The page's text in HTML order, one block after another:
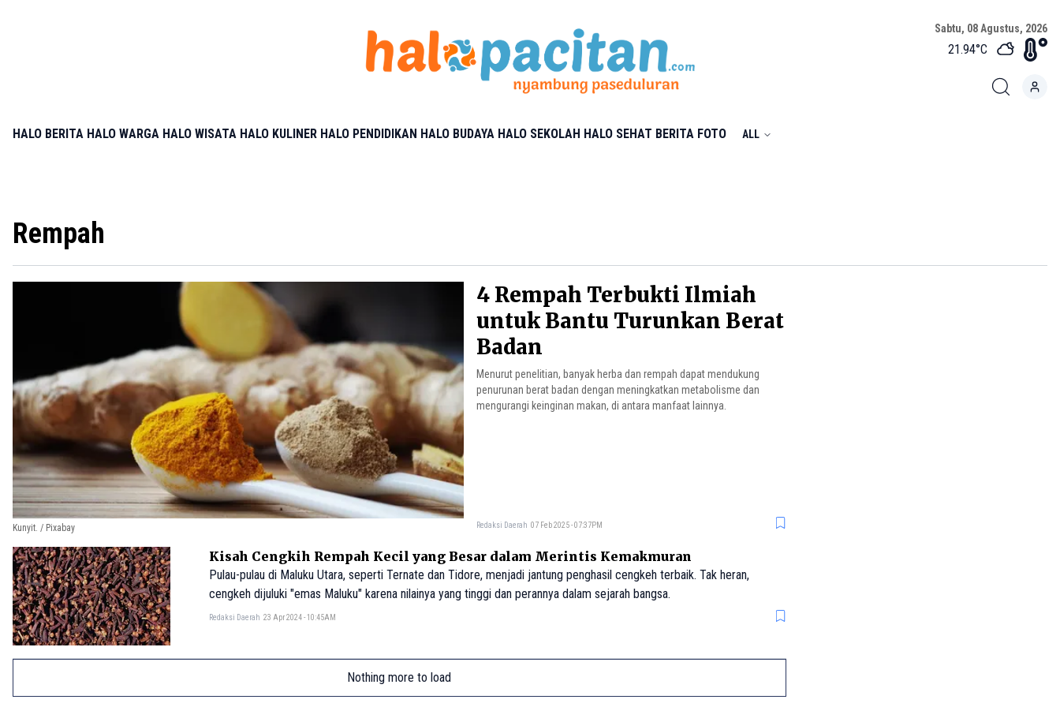
Sabtu, 08 Agustus, 2026
21.94°C
HALO BERITA HALO WARGA HALO WISATA HALO KULINER HALO PENDIDIKAN HALO BUDAYA HALO SEKOLAH HALO SEHAT BERITA FOTO ALL
Rempah
4 Rempah Terbukti Ilmiah
untuk Bantu Turunkan Berat
Badan
Menurut penelitian, banyak herba dan rempah dapat mendukung
penurunan berat badan dengan meningkatkan metabolisme dan
mengurangi keinginan makan, di antara manfaat lainnya.
Redaksi Daerah 07 Feb 2025 - 07:37PM
Kunyit. / Pixabay
Kisah Cengkih Rempah Kecil yang Besar dalam Merintis Kemakmuran
Pulau-pulau di Maluku Utara, seperti Ternate dan Tidore, menjadi jantung penghasil cengkeh terbaik. Tak heran,
cengkeh dijuluki "emas Maluku" karena nilainya yang tinggi dan perannya dalam sejarah bangsa.
Redaksi Daerah 23 Apr 2024 - 10:45AM
Nothing more to load